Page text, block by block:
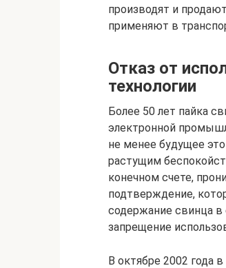
производят и
применяют в
Отказ от
технологии
Более 50 лет пайка
электронной
не менее будущее
растущим
конечном счете,
подтверждение,
содержание свинца
запрещение
В октябре 2002 года